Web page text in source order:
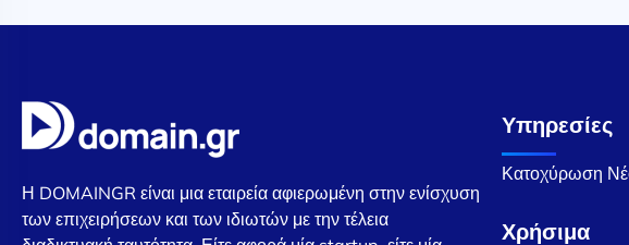
Η DOMAINGR είναι μια εταιρεία αφιερωμένη στην ενίσχυση
των επιχειρήσεων και των ιδιωτών με την τέλεια
Υπηρεσίες
Κατοχύρωση
Χρήσιμα